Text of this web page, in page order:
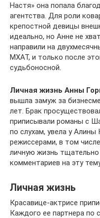
Настя» она попала
агентства. Для роли
крепостной девицы
идеально, но Анне не
направили на
МХАТ, и только после
судьбоносной.
Личная жизнь Анны
вышла замуж за
лет. Брак
приписывали романы с
по слухам, увела у
режиссерами, в том
личную жизнь
комментариев на эту
Личная жизнь
Красавице-актрисе
Каждого ее партнера по